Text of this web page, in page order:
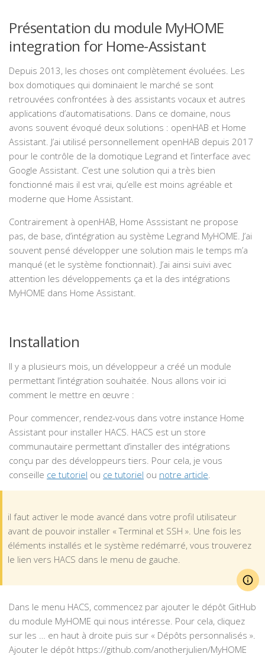
Présentation du module MyHOME
integration for Home-Assistant
Depuis 2013, les choses ont complètement évoluées. Les
box domotiques qui dominaient le marché se sont
retrouvées confrontées à des assistants vocaux et autres
applications d’automatisations. Dans ce domaine, nous
avons souvent évoqué deux solutions : openHAB et Home
Assistant. J’ai utilisé personnellement openHAB depuis 2017
pour le contrôle de la domotique Legrand et l’interface avec
Google Assistant. C’est une solution qui a très bien
fonctionné mais il est vrai, qu’elle est moins agréable et
moderne que Home Assistant.
Contrairement à openHAB, Home Asssistant ne propose
pas, de base, d’intégration au système Legrand MyHOME. J’ai
souvent pensé développer une solution mais le temps m’a
manqué (et le système fonctionnait). J’ai ainsi suivi avec
attention les développements ça et la des intégrations
MyHOME dans Home Assistant.
Installation
Il y a plusieurs mois, un développeur a créé un module
permettant l’intégration souhaitée. Nous allons voir ici
comment le mettre en œuvre :
Pour commencer, rendez-vous dans votre instance Home
Assistant pour installer HACS. HACS est un store
communautaire permettant d’installer des intégrations
conçu par des développeurs tiers. Pour cela, je vous
conseille ce tutoriel ou ce tutoriel ou notre article
il faut activer le mode avancé dans votre profil utilisateur
avant de pouvoir installer « Terminal et SSH ». Une fois les
éléments installés et le système redémarré, vous trouverez
le lien vers HACS dans le menu de gauche.
Dans le menu HACS, commencez par ajouter le dépôt GitHub
du module MyHOME qui nous intéresse. Pour cela, cliquez
sur les … en haut à droite puis sur « Dépôts personnalisés ».
Ajouter le dépôt https://github.com/anotherjulien/MyHOME